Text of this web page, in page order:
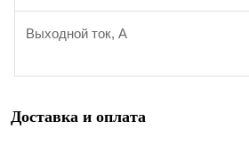
Выходной ток, А
Доставка и оплата